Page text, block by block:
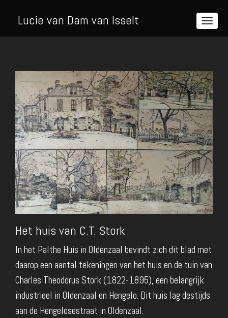
Lucie van Dam van Isselt
Het huis van C.T. Stork
In het Palthe Huis in Oldenzaal bevindt zich dit blad met
daarop een aantal tekeningen van het huis en de tuin van
Charles Theodorus Stork (1822-1895), een belangrijk
industrieel in Oldenzaal en Hengelo. Dit huis lag destijds
aan de Hengelosestraat in Oldenzaal.